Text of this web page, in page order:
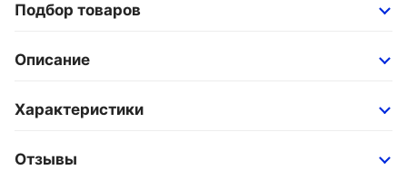
Подбор товаров
Описание
Характеристики
Отзывы